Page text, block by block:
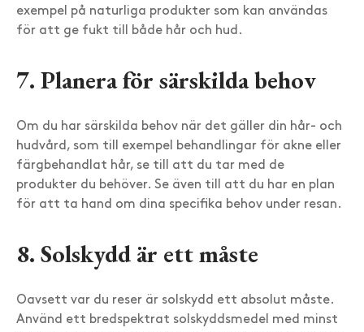
exempel på naturliga produkter som kan användas
för att ge fukt till både hår och hud.
7. Planera för särskilda behov
Om du har särskilda behov när det gäller din hår- och
hudvård, som till exempel behandlingar för akne eller
färgbehandlat hår, se till att du tar med de
produkter du behöver. Se även till att du har en plan
för att ta hand om dina specifika behov under resan.
8. Solskydd är ett måste
Oavsett var du reser är solskydd ett absolut måste.
Använd ett bredspektrat solskyddsmedel med minst